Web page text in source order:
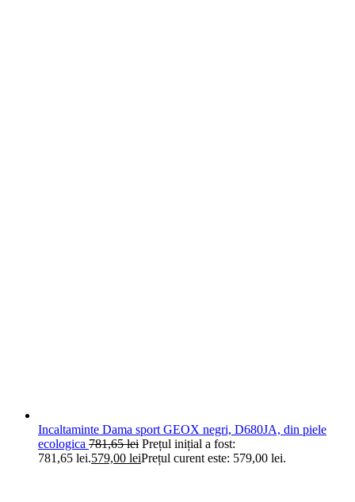
Incaltaminte Dama sport GEOX negri, D680JA, din piele
ecologica 781,65lei Prețul inițial a fost:
781,65 lei.579,00 leiPrețul curent este: 579,00 lei.